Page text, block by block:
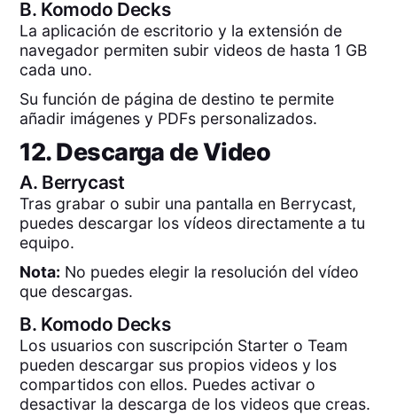
B. Komodo Decks
La aplicación de escritorio y la extensión de
navegador permiten subir videos de hasta 1 GB
cada uno.
Su función de página de destino te permite
añadir imágenes y PDFs personalizados.
12. Descarga de Video
A. Berrycast
Tras grabar o subir una pantalla en Berrycast,
puedes descargar los vídeos directamente a tu
equipo.
Nota: No puedes elegir la resolución del vídeo
que descargas.
B. Komodo Decks
Los usuarios con suscripción Starter o Team
pueden descargar sus propios videos y los
compartidos con ellos. Puedes activar o
desactivar la descarga de los videos que creas.